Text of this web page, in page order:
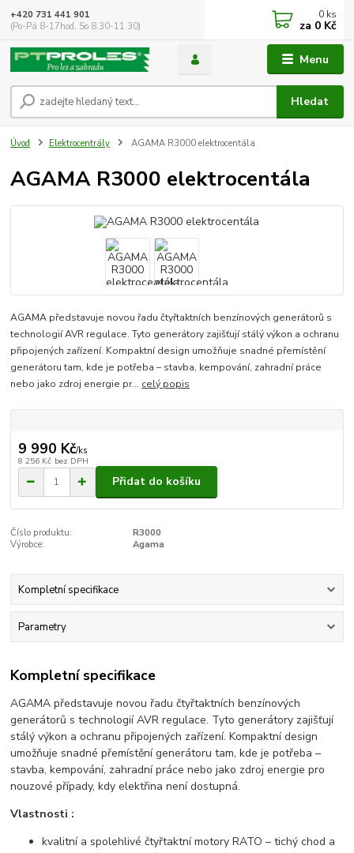
Menu
Hledat
+420 731 441 901
(Po-Pá 8-17hod, So 8.30-11.30)
0 ks
za 0 Kč
Úvod Elektrocentrály AGAMA R3000 elektrocentála
AGAMA R3000 elektrocentála
AGAMA představuje novou řadu čtyřtaktních benzínových generátorů s
technologií AVR regulace. Tyto generátory zajišťují stálý výkon a ochranu
připojených zařízení. Kompaktní design umožňuje snadné přemístění
generátoru tam, kde je potřeba – stavba, kempování, zahradní práce
nebo jako zdroj energie pr... celý popis
9 990 Kč/ks
8 256 Kč bez DPH
Přidat do košíku
Číslo produktu:
R3000
Výrobce:
Agama
Kompletní specifikace
Parametry
Kompletní specifikace
AGAMA představuje novou řadu čtyřtaktních benzínových
generátorů s technologií AVR regulace. Tyto generátory zajišťují
stálý výkon a ochranu připojených zařízení. Kompaktní design
umožňuje snadné přemístění generátoru tam, kde je potřeba –
stavba, kempování, zahradní práce nebo jako zdroj energie pro
nouzové případy, kdy elektřina není dostupná.
Vlastnosti :
kvalitní a spolehlivé čtyřtaktní motory RATO – tichý chod a